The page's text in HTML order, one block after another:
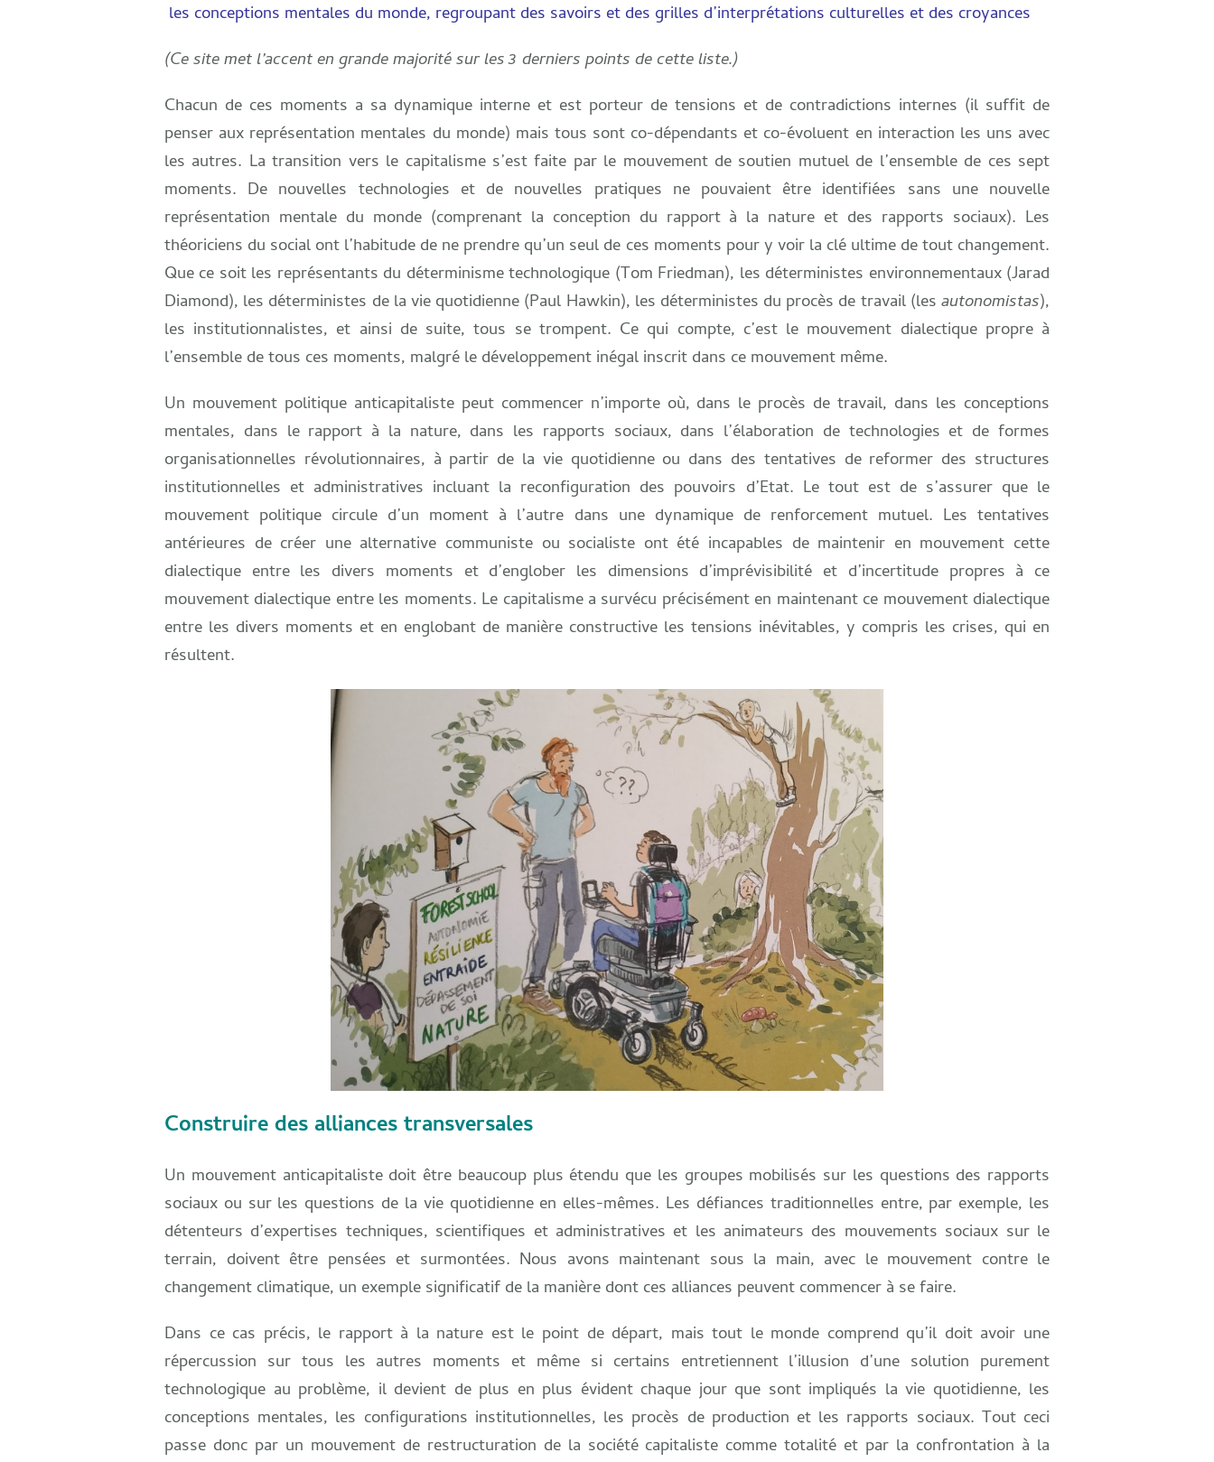
les conceptions mentales du monde, regroupant des savoirs et des grilles d’interprétations culturelles et des croyances
(Ce site met l’accent en grande majorité sur les 3 derniers points de cette liste.)
Chacun de ces moments a sa dynamique interne et est porteur de tensions et de contradictions internes (il suffit de
penser aux représentation mentales du monde) mais tous sont co-dépendants et co-évoluent en interaction les uns avec
les autres. La transition vers le capitalisme s’est faite par le mouvement de soutien mutuel de l’ensemble de ces sept
moments. De nouvelles technologies et de nouvelles pratiques ne pouvaient être identifiées sans une nouvelle
représentation mentale du monde (comprenant la conception du rapport à la nature et des rapports sociaux). Les
théoriciens du social ont l’habitude de ne prendre qu’un seul de ces moments pour y voir la clé ultime de tout changement.
Que ce soit les représentants du déterminisme technologique (Tom Friedman), les déterministes environnementaux (Jarad
Diamond), les déterministes de la vie quotidienne (Paul Hawkin), les déterministes du procès de travail (lesautonomistas),
les institutionnalistes, et ainsi de suite, tous se trompent. Ce qui compte, c’est le mouvement dialectique propre à
l’ensemble de tous ces moments, malgré le développement inégal inscrit dans ce mouvement même.
Un mouvement politique anticapitaliste peut commencer n’importe où, dans le procès de travail, dans les conceptions
mentales, dans le rapport à la nature, dans les rapports sociaux, dans l’élaboration de technologies et de formes
organisationnelles révolutionnaires, à partir de la vie quotidienne ou dans des tentatives de reformer des structures
institutionnelles et administratives incluant la reconfiguration des pouvoirs d’Etat. Le tout est de s’assurer que le
mouvement politique circule d’un moment à l’autre dans une dynamique de renforcement mutuel. Les tentatives
antérieures de créer une alternative communiste ou socialiste ont été incapables de maintenir en mouvement cette
dialectique entre les divers moments et d’englober les dimensions d’imprévisibilité et d’incertitude propres à ce
mouvement dialectique entre les moments. Le capitalisme a survécu précisément en maintenant ce mouvement dialectique
entre les divers moments et en englobant de manière constructive les tensions inévitables, y compris les crises, qui en
résultent.
Construire des alliances transversales
Un mouvement anticapitaliste doit être beaucoup plus étendu que les groupes mobilisés sur les questions des rapports
sociaux ou sur les questions de la vie quotidienne en elles-mêmes. Les défiances traditionnelles entre, par exemple, les
détenteurs d’expertises techniques, scientifiques et administratives et les animateurs des mouvements sociaux sur le
terrain, doivent être pensées et surmontées. Nous avons maintenant sous la main, avec le mouvement contre le
changement climatique, un exemple significatif de la manière dont ces alliances peuvent commencer à se faire.
Dans ce cas précis, le rapport à la nature est le point de départ, mais tout le monde comprend qu’il doit avoir une
répercussion sur tous les autres moments et même si certains entretiennent l’illusion d’une solution purement
technologique au problème, il devient de plus en plus évident chaque jour que sont impliqués la vie quotidienne, les
conceptions mentales, les configurations institutionnelles, les procès de production et les rapports sociaux. Tout ceci
passe donc par un mouvement de restructuration de la société capitaliste comme totalité et par la confrontation à la